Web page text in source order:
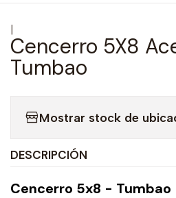
|
Cencerro 5X8
Tumbao
Mostrar stock de
DESCRIPCIÓN
Cencerro 5x8 - Tumbao